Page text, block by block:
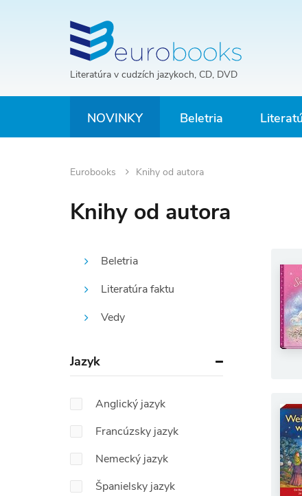
Literatúra v cudzích jazykoch, CD, DVD
NOVINKY Beletria
Eurobooks Knihy od autora
Knihy od autora
Beletria
Literatúra faktu
Vedy
Jazyk
Anglický jazyk
Francúzsky jazyk
Nemecký jazyk
Španielsky jazyk